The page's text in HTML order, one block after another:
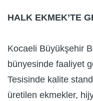
HALK EKMEK’TE
Kocaeli Büyükşehir
bünyesinde faaliyet
Tesisinde kalite
üretilen ekmekler,